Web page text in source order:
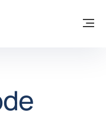
- GROEP WEBSITE